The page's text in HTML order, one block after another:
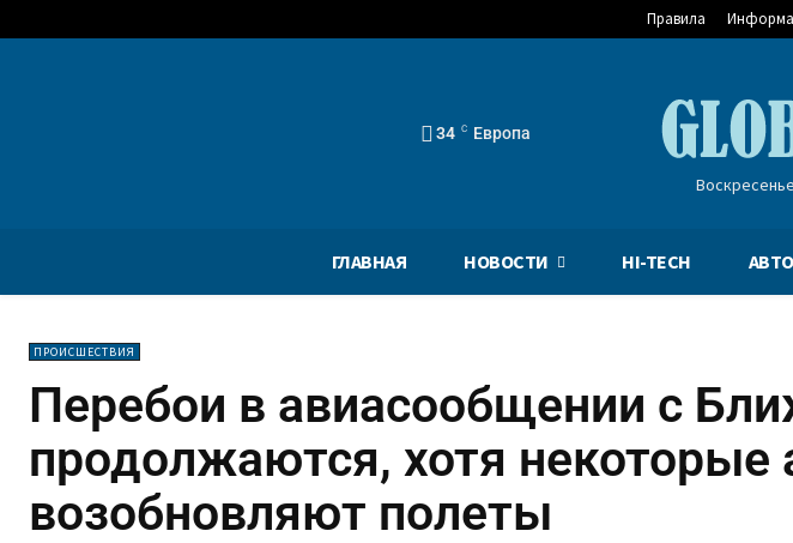
Правила
34 C Европа
ГЛАВНАЯ НОВОСТИ HI-TECH АВТО
ПРОИСШЕСТВИЯ
Перебои в авиасообщении с
продолжаются, хотя некоторые
возобновляют полеты